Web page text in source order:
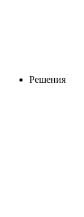
Решения